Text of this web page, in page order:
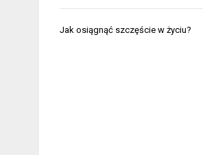
Nawigacja
Jak osiągnąć szczęście w życiu?